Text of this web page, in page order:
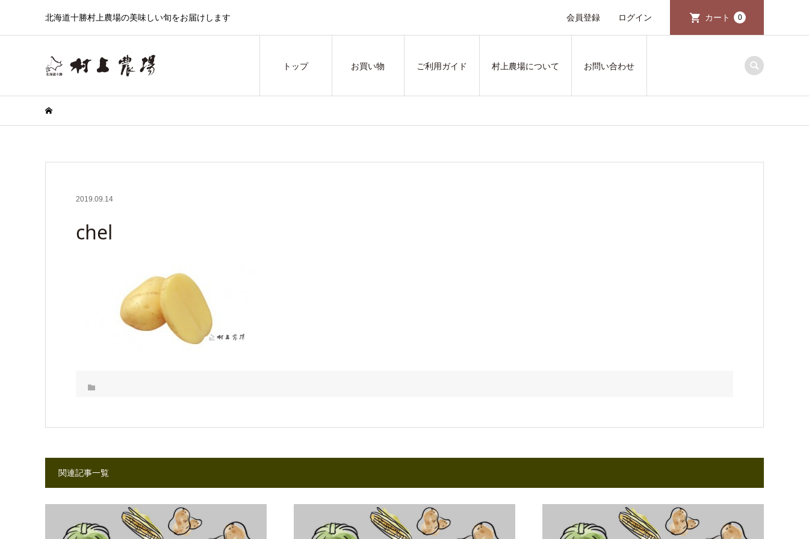
北海道十勝村上農場の美味しい旬をお届けします 会員登録 ログイン カート 0
トップ お買い物 ご利用ガイド 村上農場について お問い合わせ
2019.09.14
chel
関連記事一覧